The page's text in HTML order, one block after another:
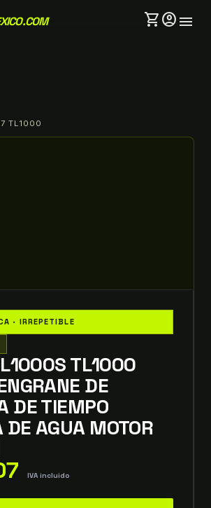
shopping_cartaccount_circlemenu
TL1000
· IRREPETIBLE
TL1000
DE
DE TIEMPO
AGUA MOTOR
IVA incluido